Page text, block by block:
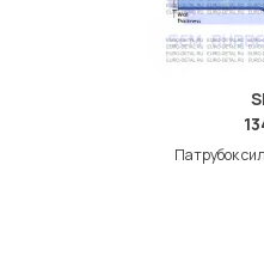
Патрубок